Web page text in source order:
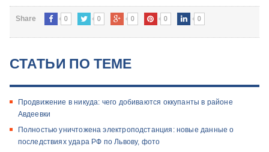
Share 0 0 0 0 0
СТАТЬИ ПО ТЕМЕ
Продвижение в никуда: чего добиваются оккупанты в районе
Авдеевки
Полностью уничтожена электроподстанция: новые данные о
последствиях удара РФ по Львову, фото